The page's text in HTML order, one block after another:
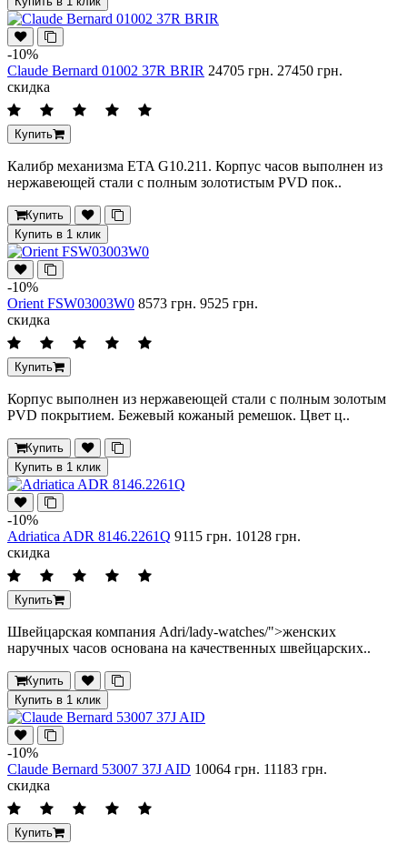
-10%
Claude Bernard 01002 37R BRIR 24705 грн. 27450 грн.
скидка
Купить
Калибр механизма ETA G10.211. Корпус часов выполнен из
нержавеющей стали с полным золотистым PVD пок..
Купить
Купить в 1 клик
-10%
Orient FSW03003W0 8573 грн. 9525 грн.
скидка
Купить
Корпус выполнен из нержавеющей стали с полным золотым
PVD покрытием. Бежевый кожаный ремешок. Цвет ц..
Купить
Купить в 1 клик
-10%
Adriatica ADR 8146.2261Q 9115 грн. 10128 грн.
скидка
Купить
Швейцарская компания Adri/lady-watches/">женских
наручных часов основана на качественных швейцарских..
Купить
Купить в 1 клик
-10%
Claude Bernard 53007 37J AID 10064 грн. 11183 грн.
скидка
Купить